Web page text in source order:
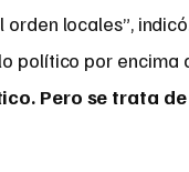
locales”,
político por encima
Pero se trata